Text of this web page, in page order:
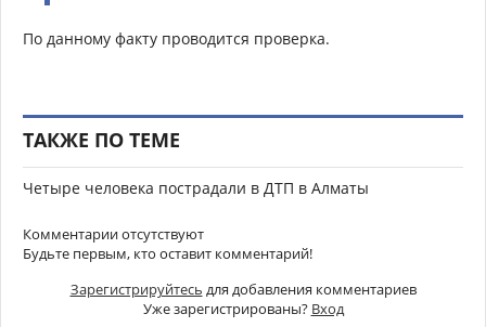
По данному факту проводится проверка.
ТАКЖЕ ПО ТЕМЕ
Четыре человека пострадали в ДТП в Алматы
Комментарии отсутствуют
Будьте первым, кто оставит комментарий!
Зарегистрируйтесь для добавления комментариев
Уже зарегистрированы? Вход